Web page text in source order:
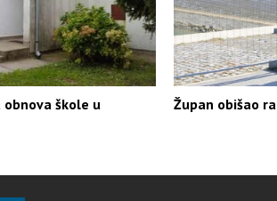
škole u
Župan obišao